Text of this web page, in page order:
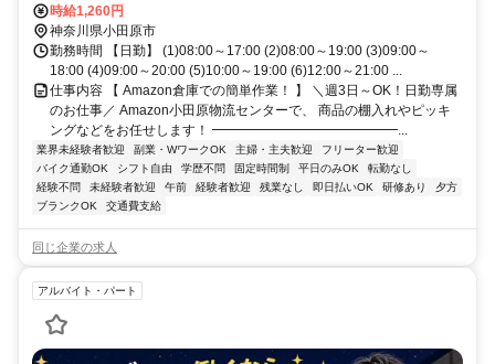
足柄（神奈川県）徒歩約13分 /車・バイク(125cc迄)・自転車通勤OK
時給1,260円
神奈川県小田原市
勤務時間 【日勤】 (1)08:00～17:00 (2)08:00～19:00 (3)09:00～
18:00 (4)09:00～20:00 (5)10:00～19:00 (6)12:00～21:00 ...
仕事内容 【 Amazon倉庫での簡単作業！ 】 ＼週3日～OK！日勤専属
のお仕事／ Amazon小田原物流センターで、 商品の棚入れやピッキ
ングなどをお任せします！ ━━━━━━━━━━━━━━...
業界未経験者歓迎 副業・WワークOK 主婦・主夫歓迎
フリーター歓迎
バイク通勤OK
シフト自由 学歴不問 固定時間制 平日のみOK
転勤なし
経験不問
未経験者歓迎 午前 経験者歓迎 残業なし 即日払いOK 研修あり
夕方
ブランクOK
交通費支給
同じ企業の求人
アルバイト・パート